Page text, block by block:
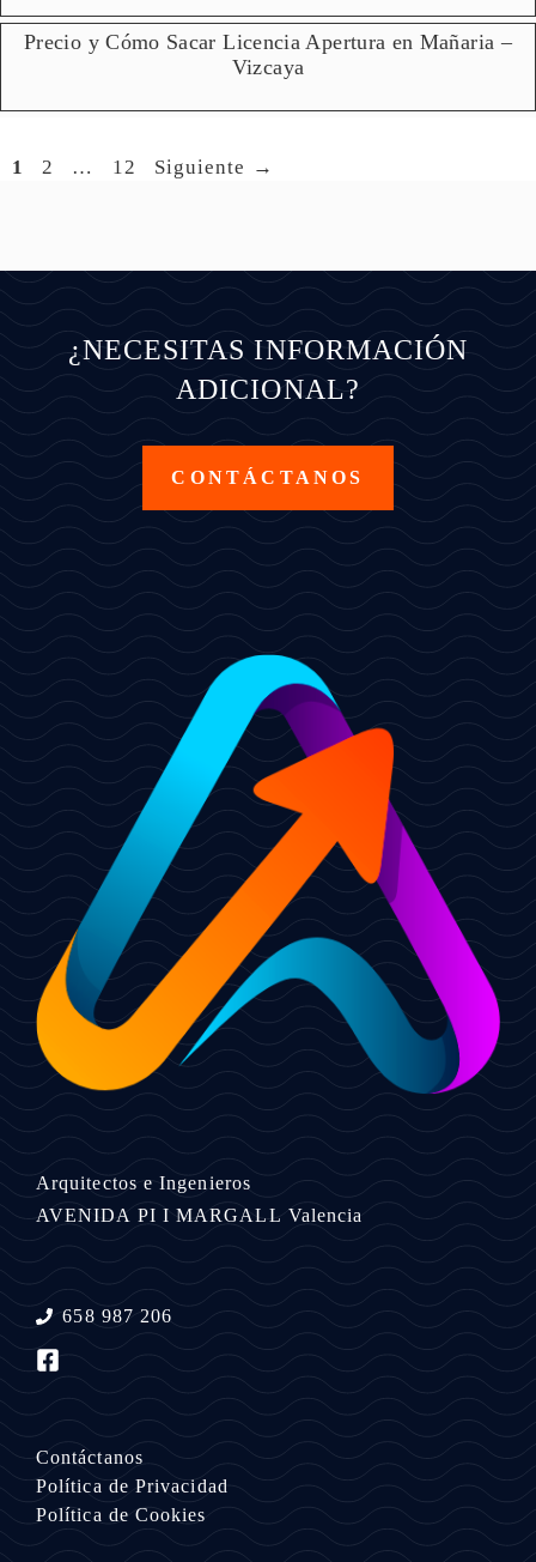
Precio y Cómo Sacar Licencia Apertura en Mañaria –
Vizcaya
Página
1 Página
2 … Página
12 Siguiente →
¿NECESITAS INFORMACIÓN
ADICIONAL?
CONTÁCTANOS
Arquitectos e Ingenieros
AVENIDA PI I MARGALL Valencia
658 987 206
Contáctanos
Política de Privacidad
Política de Cookies